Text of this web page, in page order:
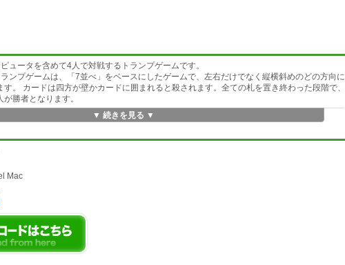
ュータを含めて4人で対戦するトランプゲームです。
ランプゲームは、「7並べ」をベースにしたゲームで、左右だけでなく縦横斜めのどの方向に
。 カードは四方が壁かカードに囲まれると殺されます。全ての札を置き終わった段階で、
勝者となります。
▼ 続きを見る ▼
Mac